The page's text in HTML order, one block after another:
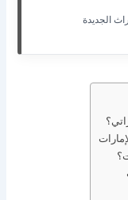
الجديدة